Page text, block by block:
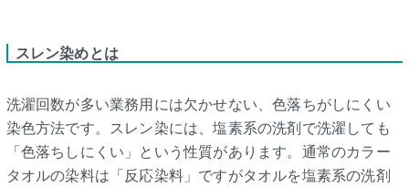
スレン染めとは
洗濯回数が多い業務用には欠かせない、色落ちがしにくい
染色方法です。スレン染には、塩素系の洗剤で洗濯しても
「色落ちしにくい」という性質があります。通常のカラー
タオルの染料は「反応染料」ですがタオルを塩素系の洗剤